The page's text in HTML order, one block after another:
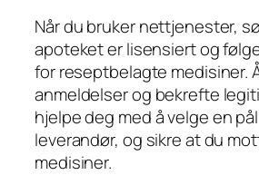
Når du bruker nettjenester,
apoteket er lisensiert og
for reseptbelagte medisiner.
anmeldelser og bekrefte
hjelpe deg med å velge en
leverandør, og sikre at du
medisiner.